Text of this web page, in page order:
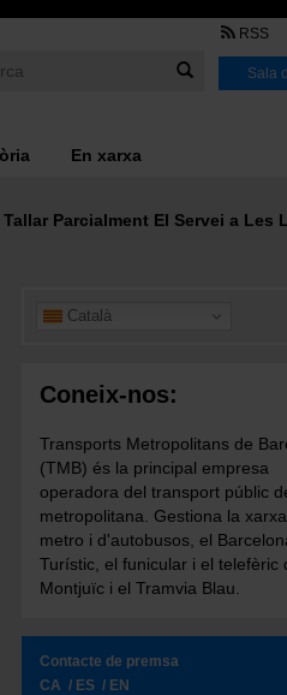
TMB
Link
RSS
Sala
En xarxa
Parcialment El Servei a Les
Català
Coneix-nos:
Transports Metropolitans de
(TMB) és la principal empresa
operadora del transport públic
metropolitana. Gestiona la
metro i d'autobusos, el
Turístic, el funicular i el telefèric
Montjuïc i el Tramvia Blau.
Contacte de premsa
CA
ES EN